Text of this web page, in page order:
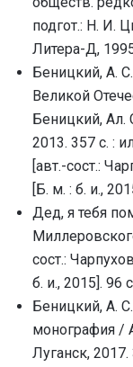
подгот.: Н. И.
Литера-Д,
Беницкий, А.
Великой
Беницкий, Ал.
2013. 357 с. :
[авт.-сост.:
[Б. м. : б. и.,
Дед, я тебя
сост.:
б. и., 2015]. 96
Беницкий, А.
монография /
Луганск, 2017.